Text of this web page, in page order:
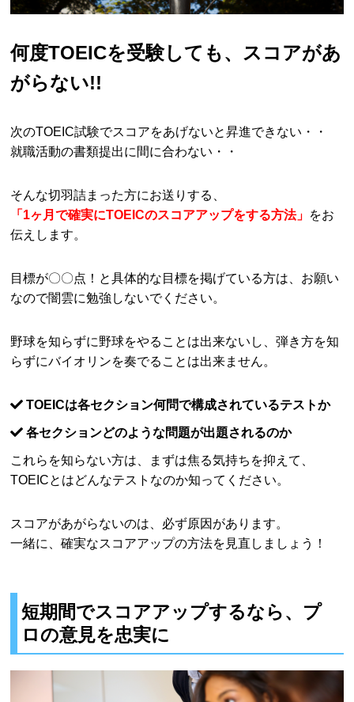
何度TOEICを受験しても、スコアがあ
がらない!!
次のTOEIC試験でスコアをあげないと昇進できない・・
就職活動の書類提出に間に合わない・・
そんな切羽詰まった方にお送りする、
「1ヶ月で確実にTOEICのスコアアップをする方法」 をお
伝えします。
目標が〇〇点！と具体的な目標を掲げている方は、お願い
なので闇雲に勉強しないでください。
野球を知らずに野球をやることは出来ないし、弾き方を知
らずにバイオリンを奏でることは出来ません。
TOEICは各セクション何問で構成されているテストか
各セクションどのような問題が出題されるのか
これらを知らない方は、まずは焦る気持ちを抑えて、
TOEICとはどんなテストなのか知ってください。
スコアがあがらないのは、必ず原因があります。
一緒に、確実なスコアアップの方法を見直しましょう！
短期間でスコアアップするなら、プ
ロの意見を忠実に